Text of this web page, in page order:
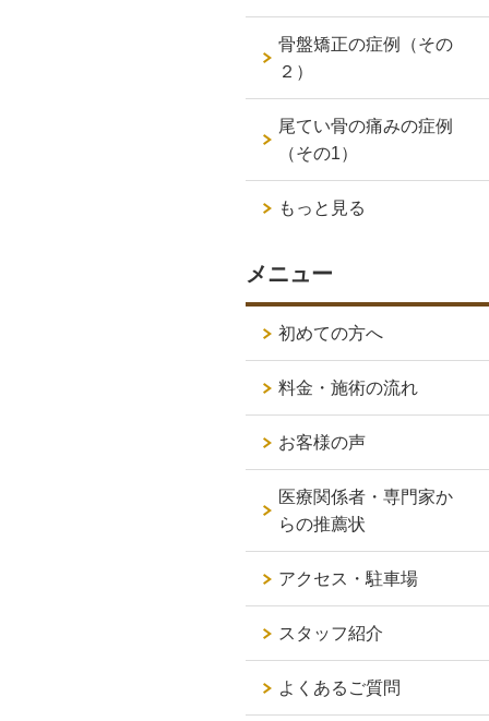
骨盤矯正の症例（その
２）
尾てい骨の痛みの症例
（その1）
もっと見る
メニュー
初めての方へ
料金・施術の流れ
お客様の声
医療関係者・専門家か
らの推薦状
アクセス・駐車場
スタッフ紹介
よくあるご質問